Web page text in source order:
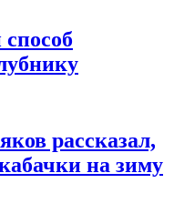
рассказал,
на зиму